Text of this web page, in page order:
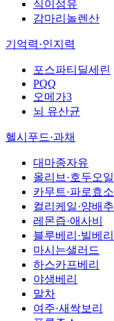
식이섬유
감마리놀렌산
기억력·인지력
포스파티딜세린
PQQ
오메가3
뇌 유산균
헬시푸드·과채
대마종자유
올리브·호두오일
카무트·파로효소
컬리케일·양배추
레몬즙·애사비
블루베리·빌베리
마시는샐러드
하스카프베리
야생베리
말차
여주·새싹보리